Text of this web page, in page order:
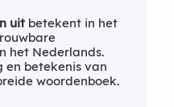
uitbetekent in het
het Nederlands.
betekenis van
woordenboek.